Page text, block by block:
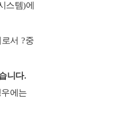
스템)에
로서?중
니다.
에는